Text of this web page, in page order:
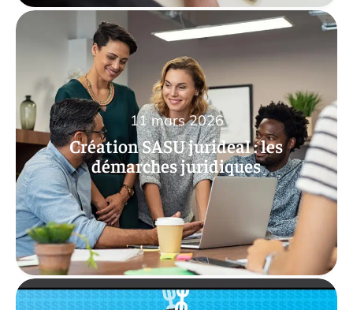
Création SASU jurideal : les
démarches juridiques
11 mars 2026